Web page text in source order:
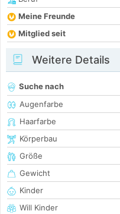
Meine Freunde
Mitglied seit
Weitere Details
Suche nach
Augenfarbe
Haarfarbe
Körperbau
Größe
Gewicht
Kinder
Will Kinder